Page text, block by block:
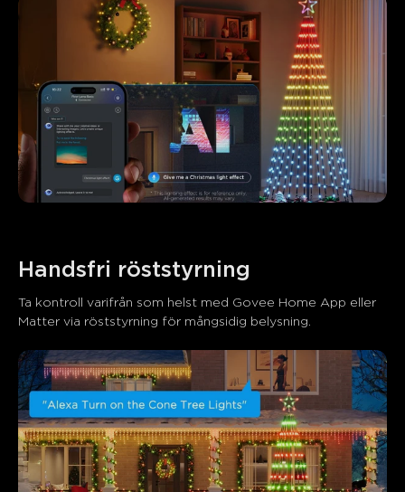
Handsfri röststyrning
Ta kontroll varifrån som helst med Govee Home App eller
Matter via röststyrning för mångsidig belysning.